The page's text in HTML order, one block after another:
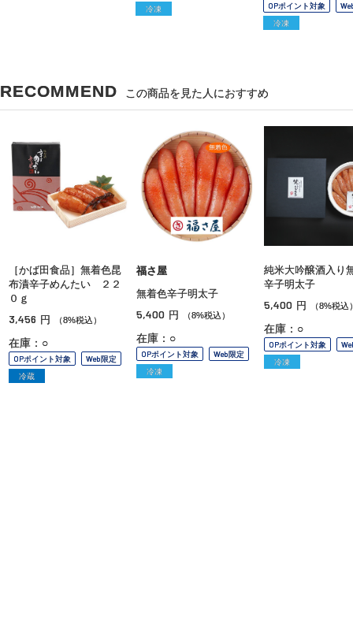
冷凍
OPポイント対象
冷凍
RECOMMEND この商品を見た人におすすめ
［かば田食品］無着色昆
布漬辛子めんたい ２２
０ｇ
3,456 円 （8%税込）
在庫：○
OPポイント対象
Web限定
冷蔵
福さ屋
無着色辛子明太子
5,400 円 （8%税込）
在庫：○
OPポイント対象
Web限定
冷凍
純米大吟醸酒入り
辛子明太子
5,400 円 （8%税込
在庫：○
OPポイント対象
冷凍